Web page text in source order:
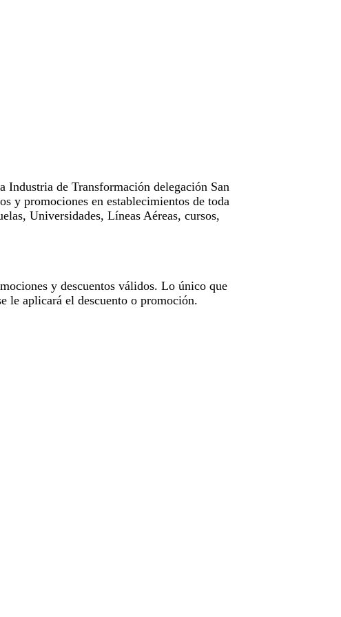
de Transformación delegación San
y promociones en establecimientos de toda
Universidades, Líneas Aéreas, cursos,
y descuentos válidos. Lo único que
le aplicará el descuento o promoción.